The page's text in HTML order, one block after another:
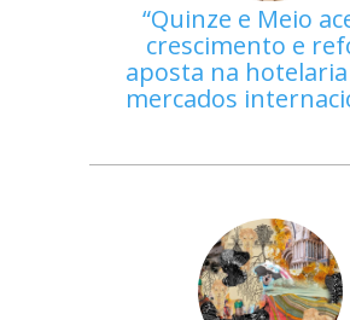
Quinze e Meio
crescimento e
aposta na
mercados